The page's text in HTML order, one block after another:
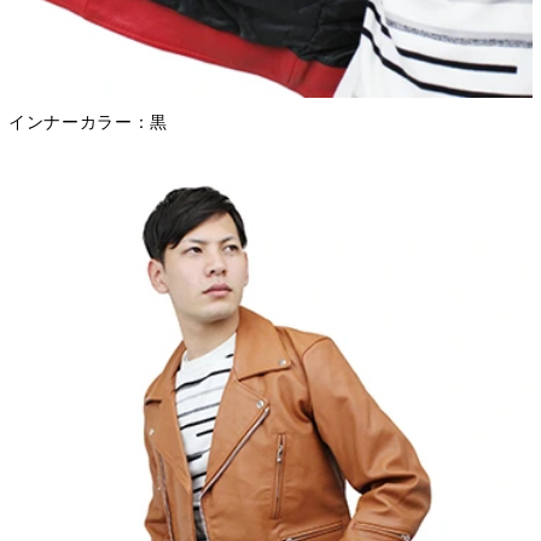
インナーカラー：黒